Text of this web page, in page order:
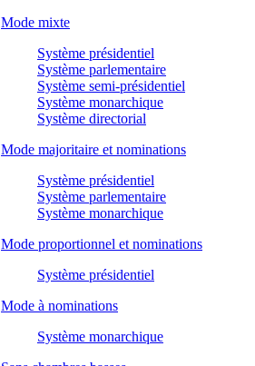
Mode mixte
Système présidentiel
Système parlementaire
Système semi-présidentiel
Système monarchique
Système directorial
Mode majoritaire et nominations
Système présidentiel
Système parlementaire
Système monarchique
Mode proportionnel et nominations
Système présidentiel
Mode à nominations
Système monarchique